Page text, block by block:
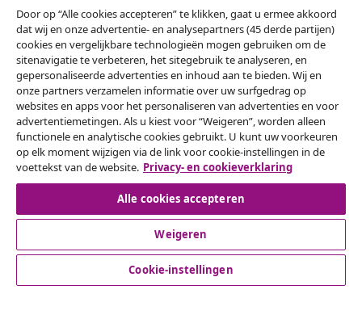
Klantenservice
Zakelijk
vidaXL
Ontdek meer
© 2008-2026 vidaXL www.vidaxl.nl is een website van vidaXL
Door op “Alle cookies accepteren” te klikken, gaat u ermee akkoord
dat wij en onze advertentie- en analysepartners (45 derde partijen)
cookies en vergelijkbare technologieën mogen gebruiken om de
sitenavigatie te verbeteren, het sitegebruik te analyseren, en
gepersonaliseerde advertenties en inhoud aan te bieden. Wij en
onze partners verzamelen informatie over uw surfgedrag op
websites en apps voor het personaliseren van advertenties en voor
advertentiemetingen. Als u kiest voor “Weigeren”, worden alleen
functionele en analytische cookies gebruikt. U kunt uw voorkeuren
op elk moment wijzigen via de link voor cookie-instellingen in de
voettekst van de website. Privacy- en cookieverklaring
Alle cookies accepteren
Weigeren
Cookie-instellingen